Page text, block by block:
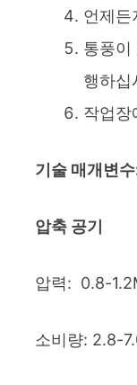
언제든
통풍이
행하십
작업장
기술 매개변수
압축 공기
압력: 0.8-
소비량: 2.8-